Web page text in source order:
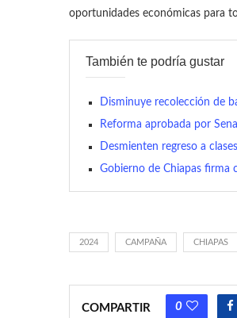
oportunidades económicas para
También te podría gustar
Disminuye recolección de
Reforma aprobada por
Desmienten regreso a
Gobierno de Chiapas firma
2024 CAMPAÑA CHIAPAS
COMPARTIR 0